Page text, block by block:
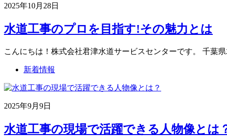
2025年10月28日
水道工事のプロを目指す!その魅力とは
こんにちは！株式会社君津水道サービスセンターです。 千葉
新着情報
2025年9月9日
水道工事の現場で活躍できる人物像とは